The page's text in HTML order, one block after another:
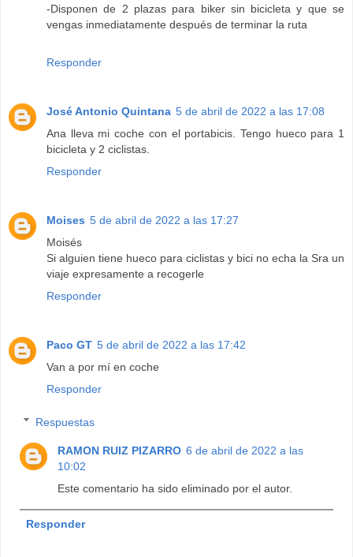
-Disponen de 2 plazas para biker sin bicicleta y que se
vengas inmediatamente después de terminar la ruta
Responder
José Antonio Quintana 5 de abril de 2022 a las 17:08
Ana lleva mi coche con el portabicis. Tengo hueco para 1
bicicleta y 2 ciclistas.
Responder
Moises 5 de abril de 2022 a las 17:27
Moisés
Si alguien tiene hueco para ciclistas y bici no echa la Sra un
viaje expresamente a recogerle
Responder
Paco GT 5 de abril de 2022 a las 17:42
Van a por mí en coche
Responder
Respuestas
RAMON RUIZ PIZARRO 6 de abril de 2022 a las
10:02
Este comentario ha sido eliminado por el autor.
Responder